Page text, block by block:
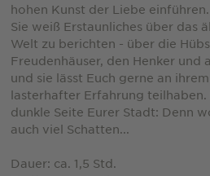
hohen Kunst der Liebe einführen.
Sie weiß Erstaunliches über das
Welt zu berichten - über die
Freudenhäuser, den Henker und
und sie lässt Euch gerne an
lasterhafter Erfahrung
dunkle Seite Eurer Stadt: Denn
auch viel Schatten...
Dauer: ca. 1,5 Std.